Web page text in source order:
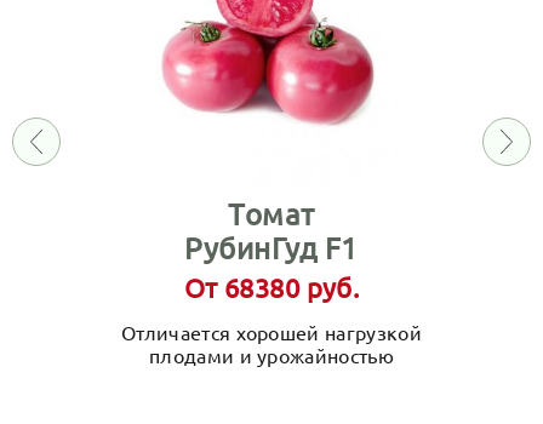
Томат
РубинГуд F1
От 68380 руб.
Отличается хорошей нагрузкой
плодами и урожайностью